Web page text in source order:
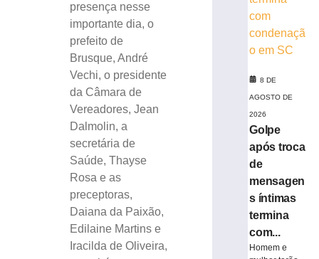
presença nesse
importante dia, o
prefeito de
Brusque, André
Vechi, o presidente
da Câmara de
Vereadores, Jean
Dalmolin, a
secretária de
Saúde, Thayse
Rosa e as
preceptoras,
Daiana da Paixão,
Edilaine Martins e
Iracilda de Oliveira,
Hospital
atualiza
saúde
trabalhador
ferido
durante
montagem
estrutura
Brusque
agosto
8 DE
AGOSTO DE
2026
Golpe
após troca
de
mensagen
s íntimas
termina
com...
Homem e